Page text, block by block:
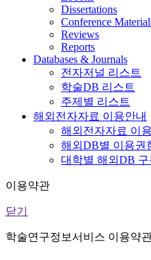
Dissertations
Conference
Reviews
Reports
Databases & Journals
전자저널 리스트
학술DB 리스트
주제별 리스트
해외전자자료 이용안내
해외전자자료 이
해외DB별 이용권
대학별 해외DB
이용약관
닫기
학술연구정보서비스 이용약